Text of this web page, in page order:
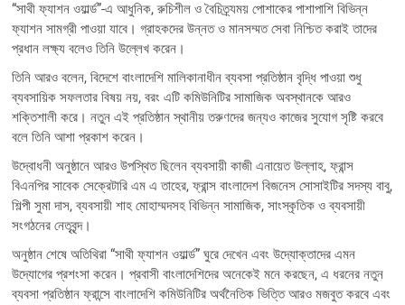
“সাথী ফ্যাশন ওয়ার্ল্ড”-এ আধুনিক, রুচিশীল ও বৈচিত্র্যময় পোশাকের পাশাপাশি বিভিন্ন
ফ্যাশন সামগ্রী পাওয়া যাবে। গ্রাহকদের উন্নত ও মানসম্মত সেবা নিশ্চিত করাই তাদের
প্রধান লক্ষ্য বলেও তিনি উল্লেখ করেন।
তিনি আরও বলেন, বিদেশে বাংলাদেশি মালিকানাধীন ব্যবসা প্রতিষ্ঠান বৃদ্ধি পাওয়া শুধু
ব্যবসায়িক সফলতার বিষয় নয়, বরং এটি কমিউনিটির সামাজিক অবস্থানকে আরও
শক্তিশালী করে। নতুন এই প্রতিষ্ঠান স্থানীয় তরুণদের জন্যও কাজের সুযোগ সৃষ্টি করবে
বলে তিনি আশা প্রকাশ করেন।
উদ্বোধনী অনুষ্ঠানে আরও উপস্থিত ছিলেন ব্যবসায়ী কাজী এনায়েত উল্লাহ, ফ্রান্স
বিএনপির সাবেক সেক্রেটারি এম এ তাহের, ফ্রান্স বাংলাদেশ বিজনেস সোসাইটির সদস্য বাবু,
শিল্পী সুমা দাস, ব্যবসায়ী শাহ মোহাম্মদসহ বিভিন্ন সামাজিক, সাংস্কৃতিক ও ব্যবসায়ী
সংগঠনের নেতৃবৃন্দ।
অনুষ্ঠান শেষে অতিথিরা “সাথী ফ্যাশন ওয়ার্ল্ড” ঘুরে দেখেন এবং উদ্যোক্তাদের এমন
উদ্যোগের প্রশংসা করেন। প্রবাসী বাংলাদেশিদের অনেকেই মনে করছেন, এ ধরনের নতুন
ব্যবসা প্রতিষ্ঠান ফ্রান্সে বাংলাদেশি কমিউনিটির অর্থনৈতিক ভিত্তি আরও মজবুত করবে এবং